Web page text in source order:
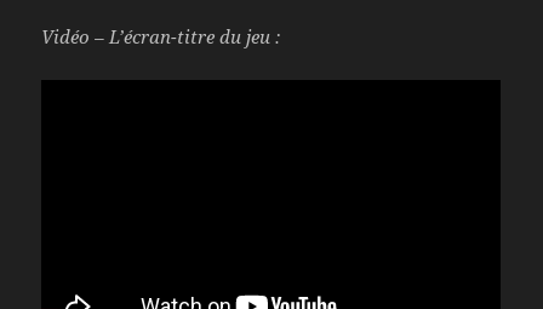
Vidéo – L’écran-titre du jeu :